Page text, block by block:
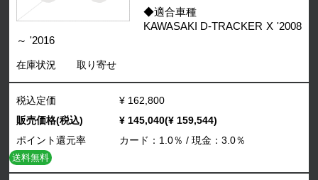
◆適合車種
KAWASAKI D-TRACKER X '2008
～ '2016
在庫状況 取り寄せ
税込定価
¥ 162,800
販売価格(税込)
¥ 145,040(¥ 159,544)
ポイント還元率
カード：1.0％ / 現金：3.0％
送料無料